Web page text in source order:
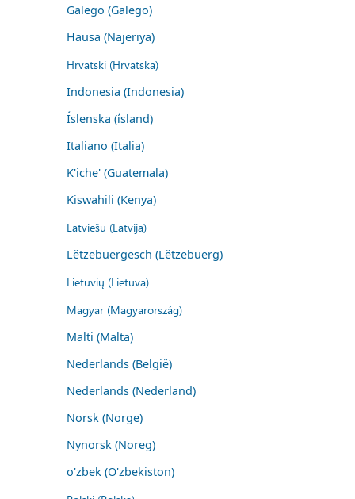
Galego (Galego)
Hausa (Najeriya)
Hrvatski (Hrvatska)
Indonesia (Indonesia)
Íslenska (ísland)
Italiano (Italia)
K'iche' (Guatemala)
Kiswahili (Kenya)
Latviešu (Latvija)
Lëtzebuergesch (Lëtzebuerg)
Lietuvių (Lietuva)
Magyar (Magyarország)
Malti (Malta)
Nederlands (België)
Nederlands (Nederland)
Norsk (Norge)
Nynorsk (Noreg)
o'zbek (O'zbekiston)